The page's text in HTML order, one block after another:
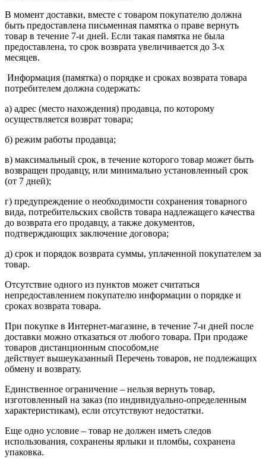
В момент доставки, вместе с товаром покупателю должна
быть предоставлена письменная памятка о праве вернуть
товар в течение 7-и дней. Если такая памятка не была
предоставлена, то срок возврата увеличивается до 3-х
месяцев.
Информация (памятка) о порядке и сроках возврата товара
потребителем должна содержать:
а) адрес (место нахождения) продавца, по которому
осуществляется возврат товара;
б) режим работы продавца;
в) максимальный срок, в течение которого товар может быть
возвращен продавцу, или минимально установленный срок
(от 7 дней);
г) предупреждение о необходимости сохранения товарного
вида, потребительских свойств товара надлежащего качества
до возврата его продавцу, а также документов,
подтверждающих заключение договора;
д) срок и порядок возврата суммы, уплаченной покупателем за
товар.
Отсутствие одного из пунктов может считаться
непредоставлением покупателю информации о порядке и
сроках возврата товара.
При покупке в Интернет-магазине, в течение 7-и дней после
доставки можно отказаться от любого товара. При продаже
товаров дистанционным способом,не
действует вышеуказанный Перечень товаров, не подлежащих
обмену и возврату.
Единственное ограничение – нельзя вернуть товар,
изготовленный на заказ (по индивидуально-определенным
характеристикам), если отсутствуют недостатки.
Еще одно условие – товар не должен иметь следов
использования, сохранены ярлыки и пломбы, сохранена
упаковка.